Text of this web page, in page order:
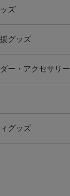
ズ
グッズ
ー・アクセサリー
グッズ